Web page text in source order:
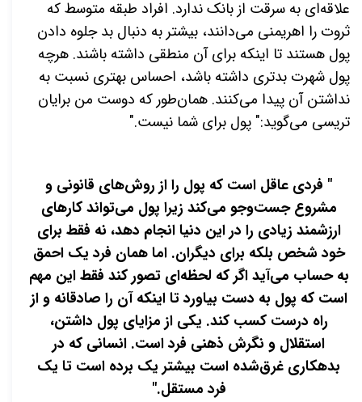
علاقه‌ای به سرقت از بانک ندارد. افراد طبقه متوسط که
ثروت را اهریمنی می‌دانند، بیشتر به دنبال بد جلوه دادن
پول هستند تا اینکه برای آن منطقی داشته باشند. هرچه
پول شهرت بدتری داشته باشد، احساس بهتری نسبت به
نداشتن آن پیدا می‌کنند. همان‌طور که دوست من برایان
تریسی می‌گوید:" پول برای شما نیست."
" فردی عاقل است که پول را از روش‌های قانونی و
مشروع جست‌وجو می‌کند زیرا پول می‌تواند کارهای
ارزشمند زیادی را در این دنیا انجام دهد، نه فقط برای
خود شخص بلکه برای دیگران. اما همان فرد یک احمق
به حساب می‌آید اگر که لحظه‌ای تصور کند فقط این مهم
است که پول به دست بیاورد تا اینکه آن را صادقانه و از
راه درست کسب کند. یکی از مزایای پول داشتن،
استقلال و نگرش ذهنی فرد است. انسانی که در
بدهکاری غرق‌شده است بیشتر یک برده است تا یک
فرد مستقل."